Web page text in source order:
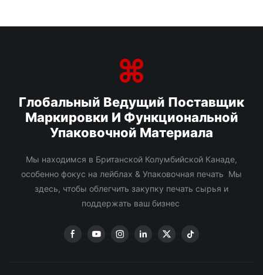
Глобальный Ведущий Поставщик
Маркировки И Функциональной
Упаковочной Материала
Мы находимся в Британской Колумбийской Канаде,
особенно фокус на лейблах & Упаковочная печать Мы
здесь, чтобы облегчить закупку печать сырья и
поддержать ваш бизнес